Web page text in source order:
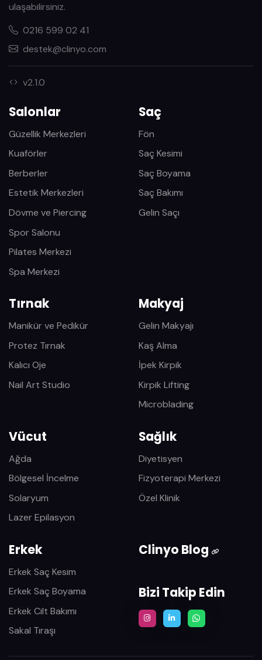
ulaşabilirsiniz.
0216 599 02 41
destek@clinyo.com
v2.1.0
Salonlar
Güzellik Merkezleri
Kuaförler
Berberler
Estetik Merkezleri
Dövme ve Piercing
Spor Salonu
Pilates Merkezi
Spa Merkezi
Saç
Fön
Saç Kesimi
Saç Boyama
Saç Bakımı
Gelin Saçı
Tırnak
Manikür ve Pedikür
Protez Tırnak
Kalıcı Oje
Nail Art Studio
Makyaj
Gelin Makyajı
Kaş Alma
İpek Kirpik
Kirpik Lifting
Microblading
Vücut
Ağda
Bölgesel İncelme
Solaryum
Lazer Epilasyon
Sağlık
Diyetisyen
Fizyoterapi Merkezi
Özel Klinik
Erkek
Erkek Saç Kesim
Erkek Saç Boyama
Erkek Cilt Bakımı
Sakal Tıraşı
Clinyo Blog
Bizi Takip Edin